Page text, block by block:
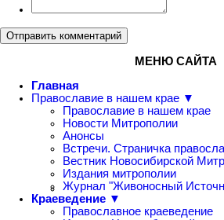
Отправить комментарий
МЕНЮ САЙТА
Главная
Православие в нашем крае ▼
Православие в нашем крае
Новости Митрополии
Анонсы
Встречи. Страничка
Вестник Новосибирской
Издания митрополии
Журнал "Живоносный
Краеведение ▼
Православное краеведение